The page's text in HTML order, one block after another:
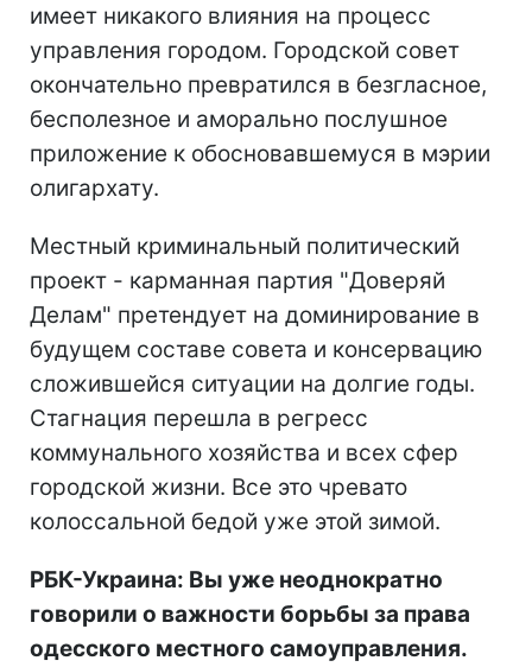
имеет никакого влияния на процесс
управления городом. Городской совет
окончательно превратился в безгласное,
бесполезное и аморально послушное
приложение к обосновавшемуся в мэрии
олигархату.
Местный криминальный политический
проект - карманная партия "Доверяй
Делам" претендует на доминирование в
будущем составе совета и консервацию
сложившейся ситуации на долгие годы.
Стагнация перешла в регресс
коммунального хозяйства и всех сфер
городской жизни. Все это чревато
колоссальной бедой уже этой зимой.
РБК-Украина: Вы уже неоднократно
говорили о важности борьбы за права
одесского местного самоуправления.